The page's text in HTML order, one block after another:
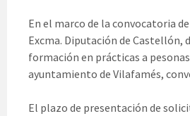
En el marco de la convocatoria
Excma. Diputación de Castellón,
formación en prácticas a
ayuntamiento de Vilafamés,
El plazo de presentación de